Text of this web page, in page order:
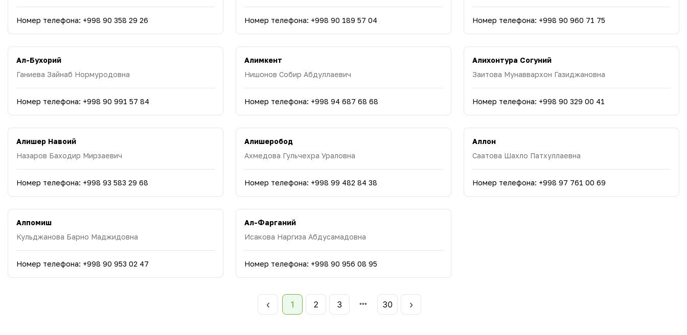
Номер телефона: +998 90 358 29 26 Номер телефона: +998 90 189 57 04 Номер телефона: +998 90 960 71 75
Ал-Бухорий
Ганиева Зайнаб Нормуродовна
Номер телефона: +998 90 991 57 84
Алимкент
Нишонов Собир Абдуллаевич
Номер телефона: +998 94 687 68 68
Алихонтура Согуний
Заитова Мунаввархон Газиджановна
Номер телефона: +998 90 329 00 41
Алишер Навоий
Назаров Баходир Мирзаевич
Номер телефона: +998 93 583 29 68
Алишеробод
Ахмедова Гульчехра Ураловна
Номер телефона: +998 99 482 84 38
Аллон
Саатова Шахло Патхуллаевна
Номер телефона: +998 97 761 00 69
Алпомиш
Кульджанова Барно Маджидовна
Номер телефона: +998 90 953 02 47
Ал-Фарганий
Исакова Наргиза Абдусамадовна
Номер телефона: +998 90 956 08 95
1 2 3 30